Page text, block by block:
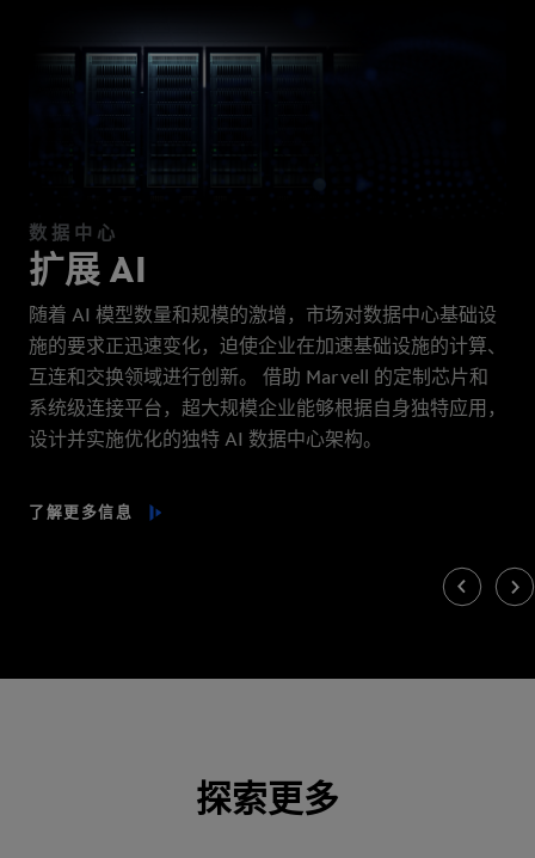
方
案
数据中心
扩展 AI
随着 AI 模型数量和规模的激增，市场对数据中心基础设
施的要求正迅速变化，迫使企业在加速基础设施的计算、
互连和交换领域进行创新。 借助 Marvell 的定制芯片和
系统级连接平台，超大规模企业能够根据自身独特应用，
设计并实施优化的独特 AI 数据中心架构。
了解更多信息
上一页
下一页
探索更多